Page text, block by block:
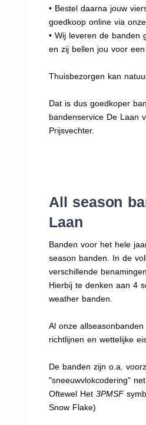
• Bestel daarna jouw
goedkoop online via
• Wij leveren de banden
en zij bellen jou voor
Thuisbezorgen kan
Dat is dus goedkoper
bandenservice De Laan
Prijsvechter.
All season
Laan
Banden voor het hele
season banden. In de
verschillende
Hierbij te denken aan 4
weather banden.
Al onze
richtlijnen en wettelijke
De banden zijn o.a.
"sneeuwvlokcodering"
Oftewel Het3PMSF
Snow Flake)